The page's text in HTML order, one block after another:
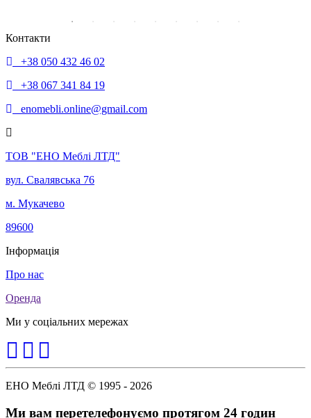
Контакти
+38 050 432 46 02
+38 067 341 84 19
enomebli.online@gmail.com
ТОВ "ЕНО Меблі ЛТД"
вул. Свалявська 76
м. Мукачево
89600
Інформація
Про нас
Оренда
Ми у соціальних мережах
ЕНО Меблі ЛТД © 1995 - 2026
Ми вам перетелефонуємо протягом 24 годин